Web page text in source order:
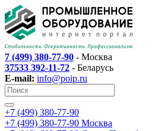
7 (499) 380-77-90 - Москва
37533 392-11-72 - Беларусь
E-mail: info@poip.ru
+7 (499) 380-77-90
+7 (499) 380-77-90 Москва